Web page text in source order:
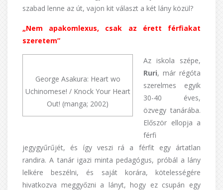
szabad lenne az út, vajon kit választ a két lány közül?
„Nem apakomlexus, csak az érett férfiakat
szeretem”
George Asakura: Heart wo
Uchinomese! / Knock Your Heart
Out! (manga; 2002)
Az iskola szépe,
Ruri, már régóta
szerelmes egyik
30-40 éves,
özvegy tanárába.
Először ellopja a
férfi
jegygyűrűjét, és így veszi rá a férfit egy ártatlan
randira. A tanár igazi minta pedagógus, próbál a lány
lelkére beszélni, és saját korára, kötelességére
hivatkozva meggyőzni a lányt, hogy ez csupán egy